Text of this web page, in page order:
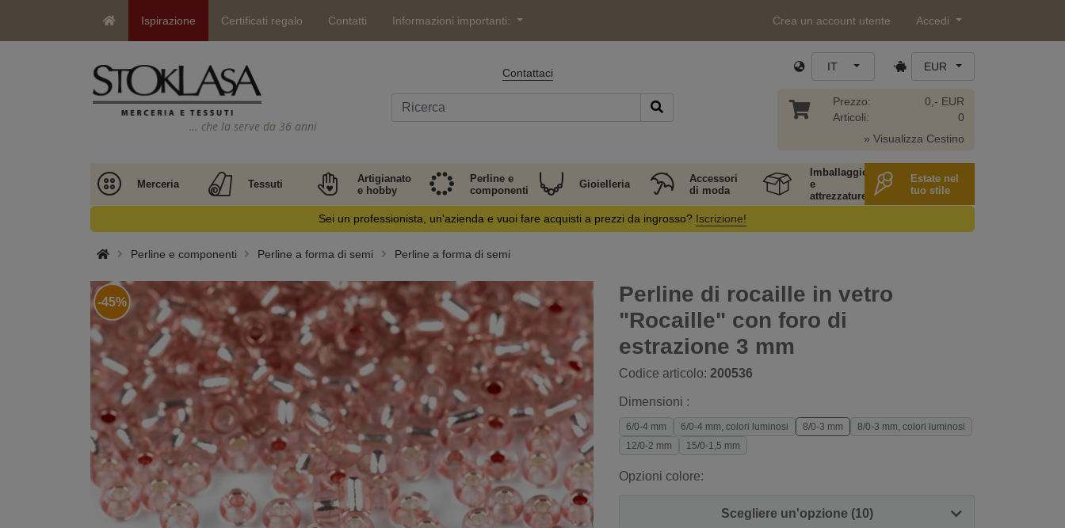
Ispirazione Certificati regalo Contatti Informazioni importanti: Crea un account utente Accedi
… che la serve da 36 anni
Contattaci IT EUR
Prezzo:
Articoli:
0,- EUR
0
» Visualizza Cestino
Merceria Tessuti
Artigianato
e hobby
Perline e
componenti
Gioielleria
Accessori
di moda
Imballaggio
e
attrezzature
Estate nel
tuo stile
Sei un professionista, un'azienda e vuoi fare acquisti a prezzi da ingrosso? Iscrizione!
Perline e componenti Perline a forma di semi Perline a forma di semi
Perline di rocaille in vetro
"Rocaille" con foro di
estrazione 3 mm
Codice articolo: 200536
-45%
Dimensioni :
6/0-4 mm 6/0-4 mm, colori luminosi 8/0-3 mm
8/0-3 mm, colori luminosi
12/0-2 mm
15/0-1,5 mm
Opzioni colore:
Scegliere un'opzione (10)